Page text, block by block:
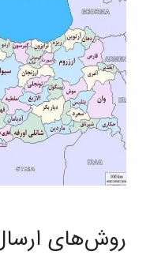
روش‌های ارسال